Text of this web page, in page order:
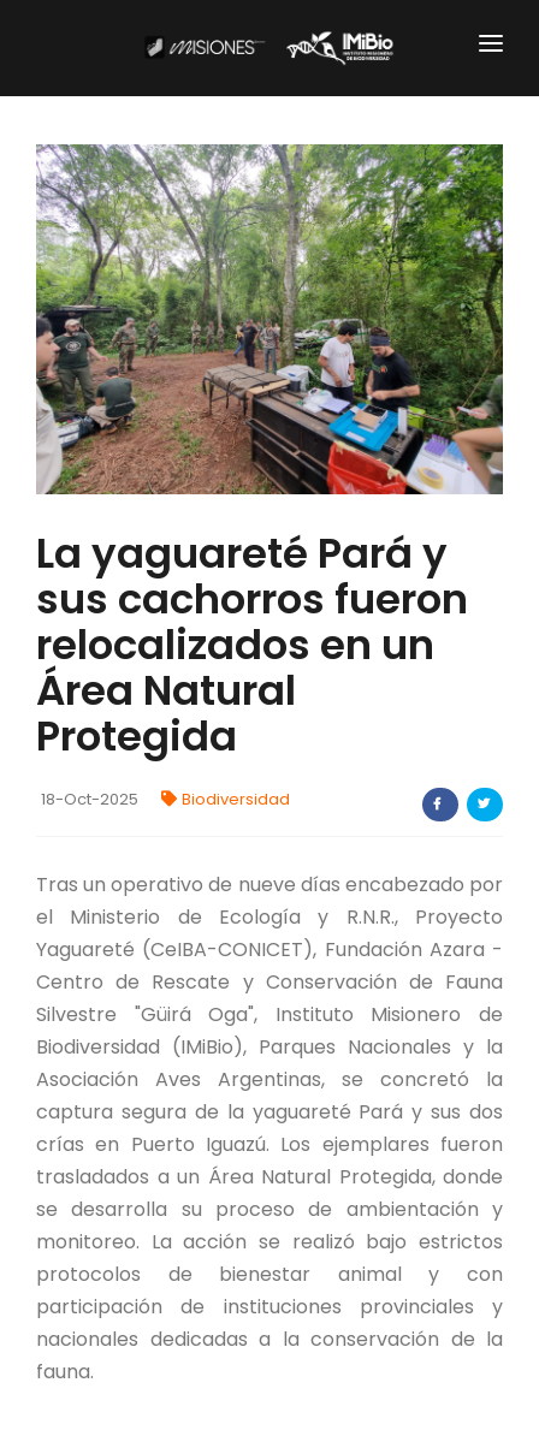
CARTOGRAFÍA
DOCUMENTOS INSTITUCIONALES
EL IMIBIO
NOTICIAS
Productos y Servicios
RESGUARDO DE COLECCIONES
FORTALECIMIENTO DE RECURSOS
ALIMENTICIOS
BIODIVERSIDAD Y ALIMENTACIÓN
INVENTARIO DE LA BIODIVERSIDAD MISIONERA
AUTORIZACIONES
PROGRAMAS Y PROYECTOS
PROGRAMAS
PROYECTO ÁGUILAS DE MISIONES
MONUMENTOS NATURALES
REPOSITORIO
CONTACTO
La yaguareté Pará y
sus cachorros fueron
relocalizados en un
Área Natural
Protegida
18-Oct-2025 Biodiversidad
Tras un operativo de nueve días encabezado por
el Ministerio de Ecología y R.N.R., Proyecto
Yaguareté (CeIBA-CONICET), Fundación Azara -
Centro de Rescate y Conservación de Fauna
Silvestre "Güirá Oga", Instituto Misionero de
Biodiversidad (IMiBio), Parques Nacionales y la
Asociación Aves Argentinas, se concretó la
captura segura de la yaguareté Pará y sus dos
crías en Puerto Iguazú. Los ejemplares fueron
trasladados a un Área Natural Protegida, donde
se desarrolla su proceso de ambientación y
monitoreo. La acción se realizó bajo estrictos
protocolos de bienestar animal y con
participación de instituciones provinciales y
nacionales dedicadas a la conservación de la
fauna.